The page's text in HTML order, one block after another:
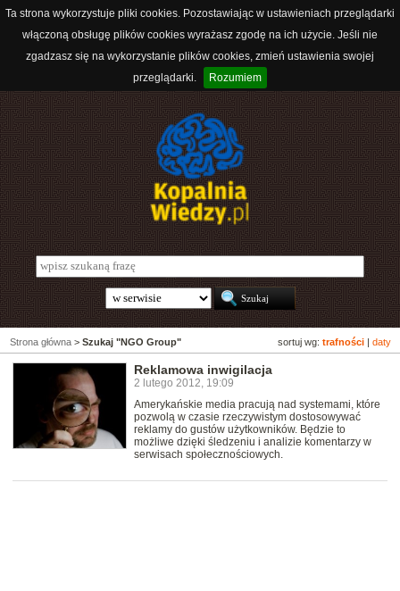
Ta strona wykorzystuje pliki cookies. Pozostawiając w ustawieniach przeglądarki
włączoną obsługę plików cookies wyrażasz zgodę na ich użycie. Jeśli nie
zgadzasz się na wykorzystanie plików cookies, zmień ustawienia swojej
przeglądarki.
Rozumiem
sortuj wg: trafności daty
Strona główna > Szukaj "NGO Group"
Reklamowa inwigilacja
2 lutego 2012, 19:09
Amerykańskie media pracują nad systemami, które
pozwolą w czasie rzeczywistym dostosowywać
reklamy do gustów użytkowników. Będzie to
możliwe dzięki śledzeniu i analizie komentarzy w
serwisach społecznościowych.